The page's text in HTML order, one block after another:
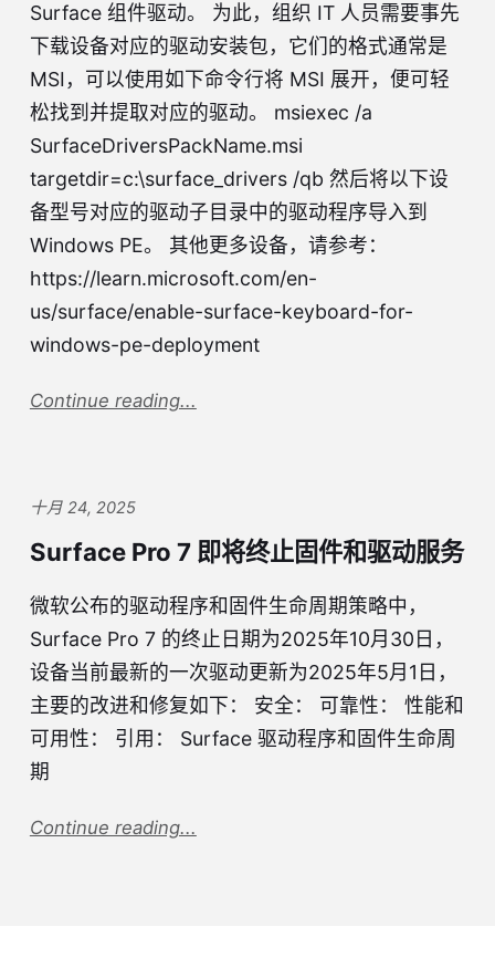
Surface 组件驱动。 为此，组织 IT 人员需要事先
下载设备对应的驱动安装包，它们的格式通常是
MSI，可以使用如下命令行将 MSI 展开，便可轻
松找到并提取对应的驱动。 msiexec /a
SurfaceDriversPackName.msi
targetdir=c:\surface_drivers /qb 然后将以下设
备型号对应的驱动子目录中的驱动程序导入到
Windows PE。 其他更多设备，请参考：
https://learn.microsoft.com/en-
us/surface/enable-surface-keyboard-for-
windows-pe-deployment
Continue reading...
十月 24, 2025
Surface Pro 7 即将终止固件和驱动服务
微软公布的驱动程序和固件生命周期策略中，
Surface Pro 7 的终止日期为2025年10月30日，
设备当前最新的一次驱动更新为2025年5月1日，
主要的改进和修复如下： 安全： 可靠性： 性能和
可用性： 引用： Surface 驱动程序和固件生命周
期
Continue reading...